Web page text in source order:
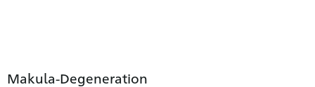
Makula-Degeneration